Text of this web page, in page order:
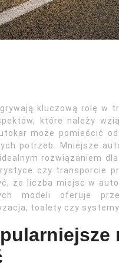
kluczową rolę w
które należy
może pomieścić
potrzeb. Mniejsze
rozwiązaniem
czy transporcie
że liczba miejsc w
modeli oferuje
toalety czy